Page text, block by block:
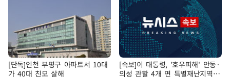
[단독]인천 부평구 아파트서 10대
가 40대 친모 살해
[속보]이 대통령, '호우피해' 안동·
의성 관할 4개 면 특별재난지역